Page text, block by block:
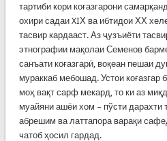
тартиби кори коғазгарони
охири садаи XIХ ва ибтидои ХХ
тасвир кардааст. Аз ҷузъиёти
этнографии мақолаи Семенов
санъати коғазгарӣ, воқеан пешаи
мураккаб мебошад. Устои коғазгар
моҳ вақт сарф мекард, то ки аз
муайяни ашёи хом – пўсти дарахти
абрешим ва латтапора варақи
чатоб ҳосил гардад.